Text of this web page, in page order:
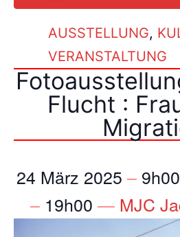
AUSSTELLUNG,
VERANSTALTUNG
Flucht :
24 März 2025 – 9h00
– 19h00 — MJC